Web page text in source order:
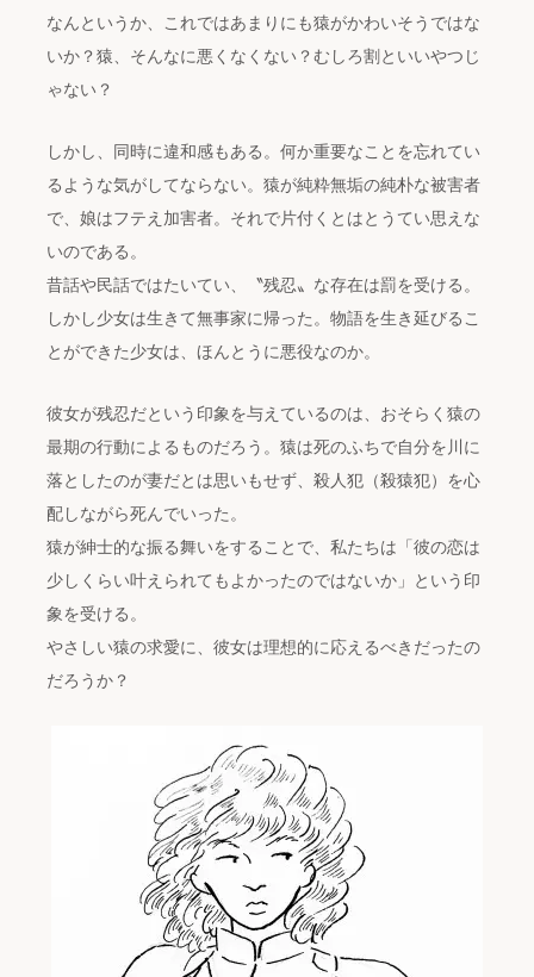
なんというか、これではあまりにも猿がかわいそうではな
いか？猿、そんなに悪くなくない？むしろ割といいやつじ
ゃない？
しかし、同時に違和感もある。何か重要なことを忘れてい
るような気がしてならない。猿が純粋無垢の純朴な被害者
で、娘はフテえ加害者。それで片付くとはとうてい思えな
いのである。
昔話や民話ではたいてい、〝残忍〟な存在は罰を受ける。
しかし少女は生きて無事家に帰った。物語を生き延びるこ
とができた少女は、ほんとうに悪役なのか。
彼女が残忍だという印象を与えているのは、おそらく猿の
最期の行動によるものだろう。猿は死のふちで自分を川に
落としたのが妻だとは思いもせず、殺人犯（殺猿犯）を心
配しながら死んでいった。
猿が紳士的な振る舞いをすることで、私たちは「彼の恋は
少しくらい叶えられてもよかったのではないか」という印
象を受ける。
やさしい猿の求愛に、彼女は理想的に応えるべきだったの
だろうか？